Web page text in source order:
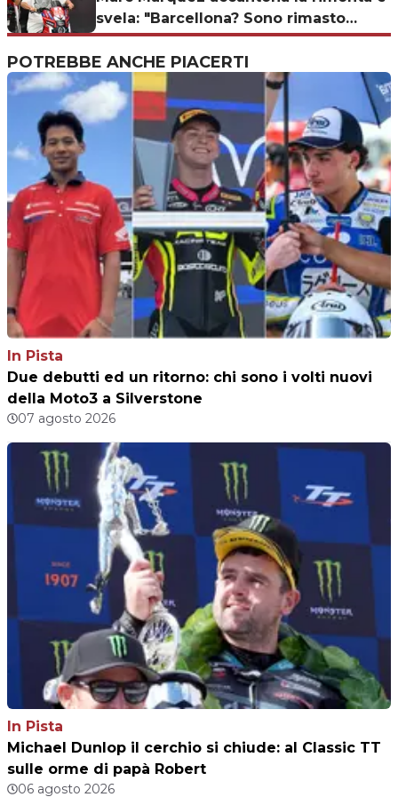
svela: "Barcellona? Sono rimasto
paralizzato"
POTREBBE ANCHE PIACERTI
In Pista
Due debutti ed un ritorno: chi sono i volti nuovi
della Moto3 a Silverstone
07 agosto 2026
In Pista
Michael Dunlop il cerchio si chiude: al Classic TT
sulle orme di papà Robert
06 agosto 2026